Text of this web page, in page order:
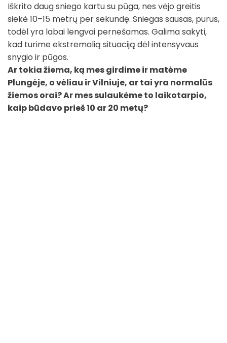
Iškrito daug sniego kartu su pūga, nes vėjo greitis
siekė 10–15 metrų per sekundę. Sniegas sausas, purus,
todėl yra labai lengvai pernešamas. Galima sakyti,
kad turime ekstremalią situaciją dėl intensyvaus
snygio ir pūgos.
Ar tokia žiema, ką mes girdime ir matėme
Plungėje, o vėliau ir Vilniuje, ar tai yra normalūs
žiemos orai? Ar mes sulaukėme to laikotarpio,
kaip būdavo prieš 10 ar 20 metų?